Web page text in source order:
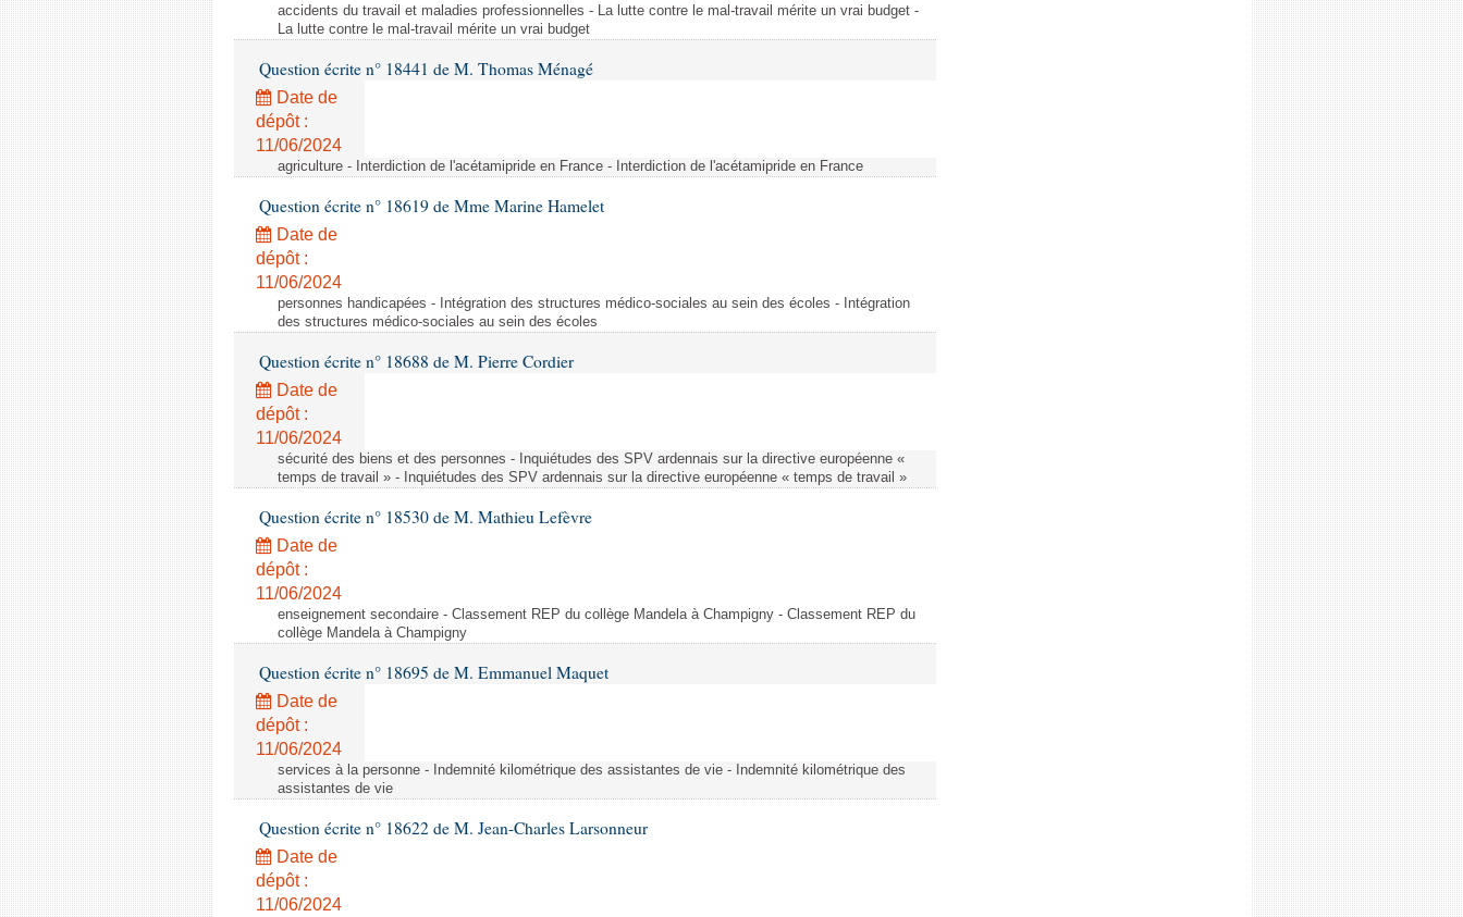
accidents du travail et maladies professionnelles - La lutte contre le mal-travail mérite un vrai budget -
La lutte contre le mal-travail mérite un vrai budget
Question écrite n° 18441 de M. Thomas Ménagé
Date de
dépôt :
11/06/2024
agriculture - Interdiction de l'acétamipride en France - Interdiction de l'acétamipride en France
Question écrite n° 18619 de Mme Marine Hamelet
Date de
dépôt :
11/06/2024
personnes handicapées - Intégration des structures médico-sociales au sein des écoles - Intégration
des structures médico-sociales au sein des écoles
Question écrite n° 18688 de M. Pierre Cordier
Date de
dépôt :
11/06/2024
sécurité des biens et des personnes - Inquiétudes des SPV ardennais sur la directive européenne «
temps de travail » - Inquiétudes des SPV ardennais sur la directive européenne « temps de travail »
Question écrite n° 18530 de M. Mathieu Lefèvre
Date de
dépôt :
11/06/2024
enseignement secondaire - Classement REP du collège Mandela à Champigny - Classement REP du
collège Mandela à Champigny
Question écrite n° 18695 de M. Emmanuel Maquet
Date de
dépôt :
11/06/2024
services à la personne - Indemnité kilométrique des assistantes de vie - Indemnité kilométrique des
assistantes de vie
Question écrite n° 18622 de M. Jean-Charles Larsonneur
Date de
dépôt :
11/06/2024